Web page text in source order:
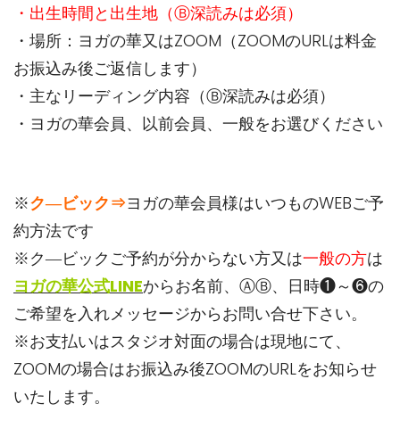
・出生時間と出生地（Ⓑ深読みは必須）
・場所：ヨガの華又はZOOM（ZOOMのURLは料金
お振込み後ご返信します）
・主なリーディング内容（Ⓑ深読みは必須）
・ヨガの華会員、以前会員、一般をお選びください
※ク―ビック⇒ヨガの華会員様はいつものWEBご予
約方法です
※ク―ビックご予約が分からない方又は一般の方は
ヨガの華公式LINEからお名前、ⒶⒷ、日時❶～❻の
ご希望を入れメッセージからお問い合せ下さい。
※お支払いはスタジオ対面の場合は現地にて、
ZOOMの場合はお振込み後ZOOMのURLをお知らせ
いたします。